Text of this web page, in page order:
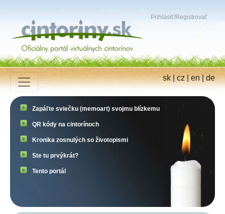
Prihlásiť/Registrovať
sk|cz|en|de
Zapáľte sviečku (memoart) svojmu blízkemu
QR kódy na cintorínoch
Kronika zosnulých so životopismi
Ste tu prvýkrát?
Tento portál